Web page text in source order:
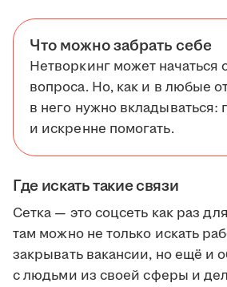
Что можно забрать себе
Нетворкинг может начаться
вопроса. Но, как и в любые
в него нужно
и искренне помогать.
Где искать такие связи
Сетка — это соцсеть как раз
там можно не только искать
закрывать вакансии, но ещё и
с людьми из своей сферы и